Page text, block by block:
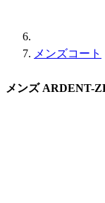
メンズコート
メンズ ARDENT-